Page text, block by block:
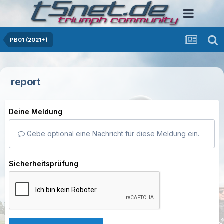
PB01 (2021+)
report
Deine Meldung
Gebe optional eine Nachricht für diese Meldung ein.
Sicherheitsprüfung